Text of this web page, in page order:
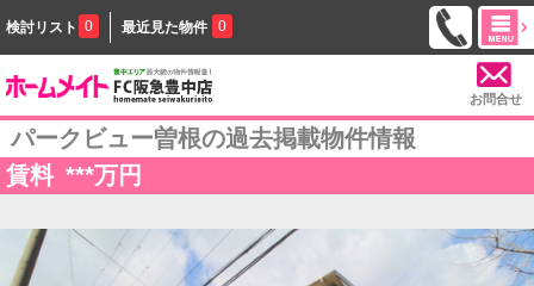
検討リスト 0 最近見た物件 0
お問合せ
パークビュー曽根の過去掲載物件情報
賃料 ***万円